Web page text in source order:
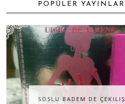
POPÜLER YAYINLAR
SOSLU BADEM DE ÇEKILIŞ